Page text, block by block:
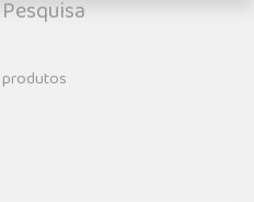
Pesquisa
produtos